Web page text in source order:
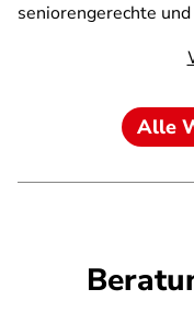
seniorengerechte
Alle